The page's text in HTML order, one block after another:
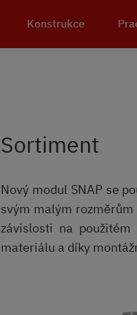
Konstrukce
Sortiment
Nový modul SNAP se
svým malým
závislosti na
materiálu a díky